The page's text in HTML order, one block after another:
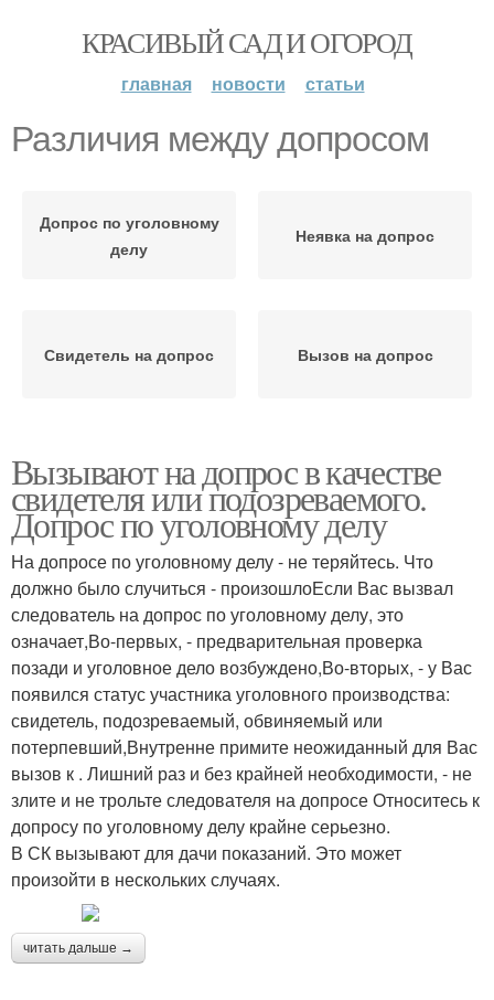
КРАСИВЫЙ САД И ОГОРОД
главная новости статьи
Различия между допросом
Допрос по уголовному
делу
Неявка на допрос
Свидетель на допрос Вызов на допрос
Вызывают на допрос в качестве
свидетеля или подозреваемого.
Допрос по уголовному делу
На допросе по уголовному делу - не теряйтесь. Что
должно было случиться - произошлоЕсли Вас вызвал
следователь на допрос по уголовному делу, это
означает,Во-первых, - предварительная проверка
позади и уголовное дело возбуждено,Во-вторых, - у Вас
появился статус участника уголовного производства:
свидетель, подозреваемый, обвиняемый или
потерпевший,Внутренне примите неожиданный для Вас
вызов к . Лишний раз и без крайней необходимости, - не
злите и не трольте следователя на допросе Относитесь к
допросу по уголовному делу крайне серьезно.
В СК вызывают для дачи показаний. Это может
произойти в нескольких случаях.
читать дальше →